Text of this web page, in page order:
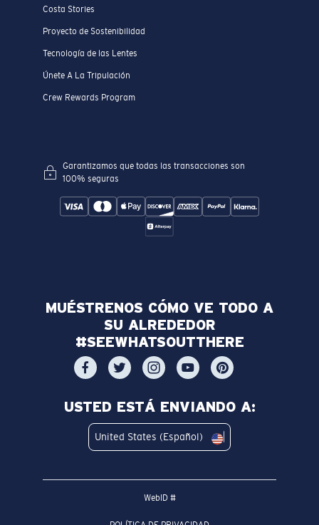
Costa Stories
Proyecto de Sostenibilidad
Tecnología de las Lentes
Únete A La Tripulación
Crew Rewards Program
Garantizamos que todas las transacciones son
100% seguras
MUÉSTRENOS CÓMO VE TODO A
SU ALREDEDOR
#SEEWHATSOUTTHERE
USTED ESTÁ ENVIANDO A:
United States (Español)
WebID #